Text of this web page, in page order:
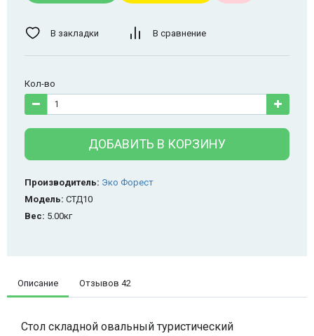
В закладки В сравнение
Кол-во
ДОБАВИТЬ В КОРЗИНУ
Производитель: Эко Форест
Модель: СТД10
Вес: 5.00кг
Описание Отзывов 42
Стол складной овальный туристический